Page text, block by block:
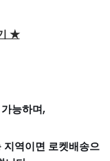
★
능하며,
역이면 로켓배송으